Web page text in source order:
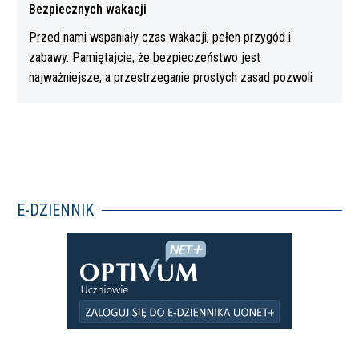
Bezpiecznych wakacji
Przed nami wspaniały czas wakacji, pełen przygód i
zabawy. Pamiętajcie, że bezpieczeństwo jest
najważniejsze, a przestrzeganie prostych zasad pozwoli
E-DZIENNIK